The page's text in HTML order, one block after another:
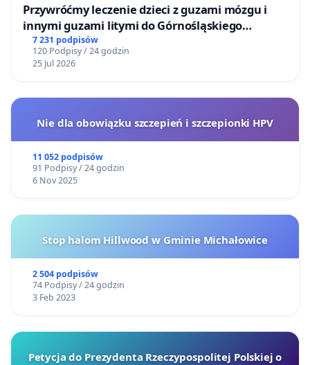
Przywróćmy leczenie dzieci z guzami mózgu i
innymi guzami litymi do Górnośląskiego
Centrum Zdrowia Dziecka w Katowicach
7 231 podpisów
120 Podpisy / 24 godzin
25 Jul 2026
Nie dla obowiązku szczepień i szczepionki HPV
11 052 podpisów
91 Podpisy / 24 godzin
6 Nov 2025
Stop halom Hillwood w Gminie Michałowice
2 504 podpisów
74 Podpisy / 24 godzin
3 Feb 2023
Petycja do Prezydenta Rzeczypospolitej Polskiej o